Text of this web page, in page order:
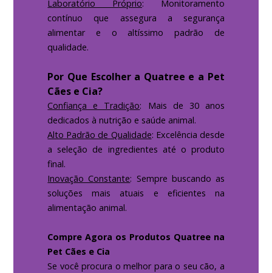
Laboratório Próprio: Monitoramento
contínuo que assegura a segurança
alimentar e o altíssimo padrão de
qualidade.
Por Que Escolher a Quatree e a Pet
Cães e Cia?
Confiança e Tradição: Mais de 30 anos
dedicados à nutrição e saúde animal.
Alto Padrão de Qualidade: Excelência desde
a seleção de ingredientes até o produto
final.
Inovação Constante: Sempre buscando as
soluções mais atuais e eficientes na
alimentação animal.
Compre Agora os Produtos Quatree na
Pet Cães e Cia
Se você procura o melhor para o seu cão, a